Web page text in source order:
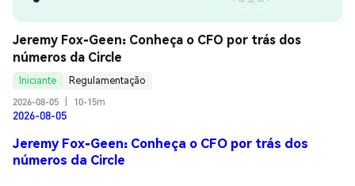
Jeremy Fox-Geen: Conheça o CFO por trás dos
números da Circle
Iniciante
Regulamentação
2026-08-05
10-15m
2026-08-05
Jeremy Fox-Geen: Conheça o CFO por trás dos
números da Circle